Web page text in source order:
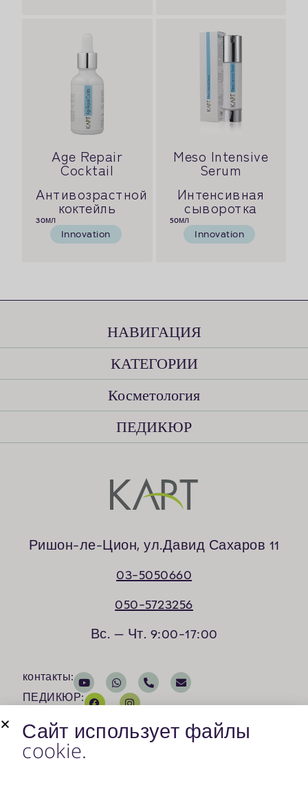
Age Repair
Cocktail
Антивозрастной
коктейль
30мл
Innovation
Meso Intensive
Serum
Интенсивная
сыворотка
50мл
Innovation
НАВИГАЦИЯ
КАТЕГОРИИ​
Косметология
ПЕДИКЮР
Ришон-ле-Цион, ул.Давид Сахаров 11
03-5050660
050-5723256
Вс. — Чт. 9:00-17:00
контакты:
ПЕДИКЮР:
Сайт использует файлы
cookie.